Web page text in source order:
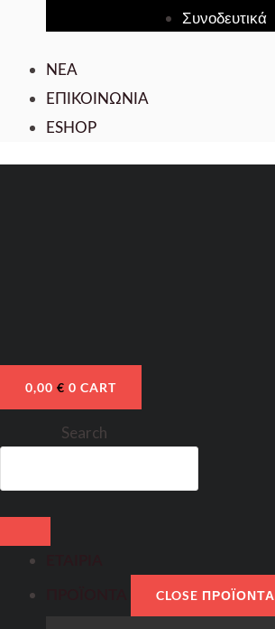
Συνοδευτικά
ΝΕΑ
ΕΠΙΚΟΙΝΩΝΙΑ
ESHOP
0,00 € 0 CART
Search
CLOSE ΠΡΟΪΟΝΤΑ